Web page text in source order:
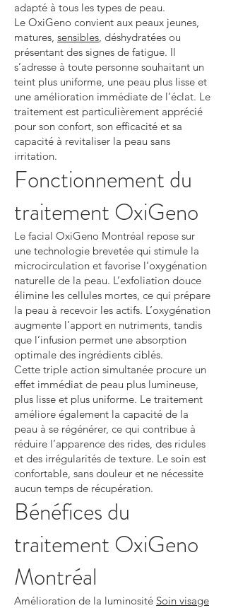
adapté à tous les types de peau.
Le OxiGeno convient aux peaux jeunes,
matures, sensibles, déshydratées ou
présentant des signes de fatigue. Il
s’adresse à toute personne souhaitant un
teint plus uniforme, une peau plus lisse et
une amélioration immédiate de l’éclat. Le
traitement est particulièrement apprécié
pour son confort, son efficacité et sa
capacité à revitaliser la peau sans
irritation.
Fonctionnement du
traitement OxiGeno
Le facial OxiGeno Montréal repose sur
une technologie brevetée qui stimule la
microcirculation et favorise l’oxygénation
naturelle de la peau. L’exfoliation douce
élimine les cellules mortes, ce qui prépare
la peau à recevoir les actifs. L’oxygénation
augmente l’apport en nutriments, tandis
que l’infusion permet une absorption
optimale des ingrédients ciblés.
Cette triple action simultanée procure un
effet immédiat de peau plus lumineuse,
plus lisse et plus uniforme. Le traitement
améliore également la capacité de la
peau à se régénérer, ce qui contribue à
réduire l’apparence des rides, des ridules
et des irrégularités de texture. Le soin est
confortable, sans douleur et ne nécessite
aucun temps de récupération.
Bénéfices du
traitement OxiGeno
Montréal
Amélioration de la luminosité Soin visage